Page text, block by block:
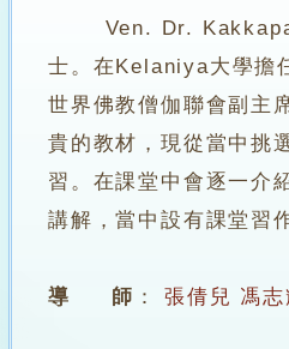
Ven. Dr.
士。在Kelaniya大學擔
世界佛教僧伽聯會副主
貴的教材，現從當中挑
習。在課堂中會逐一介
講解，當中設有課堂習
導 師 ： 張倩兒 馮